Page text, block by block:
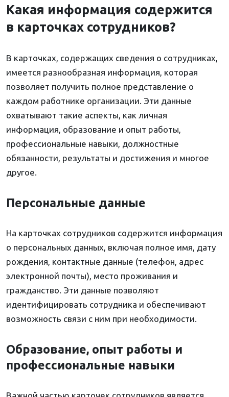
Какая информация содержится
в карточках сотрудников?
В карточках, содержащих сведения о сотрудниках,
имеется разнообразная информация, которая
позволяет получить полное представление о
каждом работнике организации. Эти данные
охватывают такие аспекты, как личная
информация, образование и опыт работы,
профессиональные навыки, должностные
обязанности, результаты и достижения и многое
другое.
Персональные данные
На карточках сотрудников содержится информация
о персональных данных, включая полное имя, дату
рождения, контактные данные (телефон, адрес
электронной почты), место проживания и
гражданство. Эти данные позволяют
идентифицировать сотрудника и обеспечивают
возможность связи с ним при необходимости.
Образование, опыт работы и
профессиональные навыки